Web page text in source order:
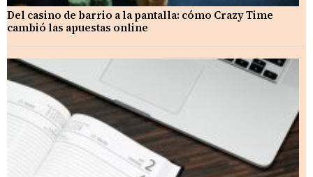
Del casino de barrio a la pantalla: cómo Crazy Time
cambió las apuestas online